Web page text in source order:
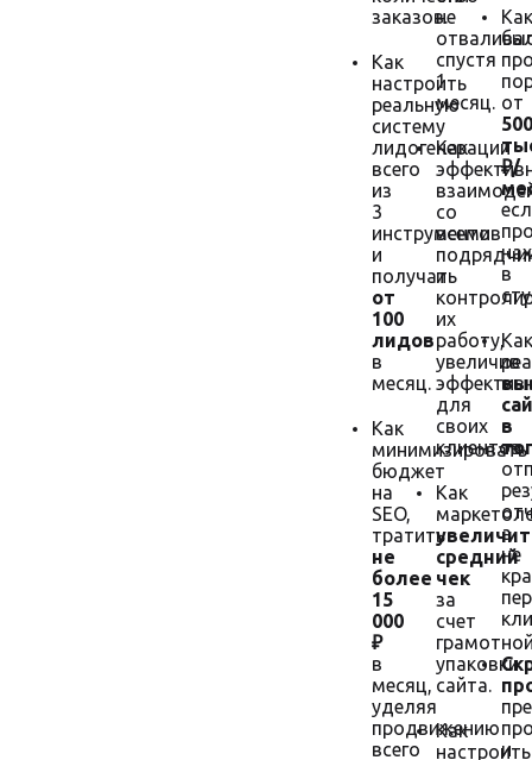
заказов.
Как
настроить
реальную
систему
лидогенерации
всего
из
3
инструментов
и
получать
от
100
лидов
в
месяц.
Как
минимизировать
бюджет
на
SEO,
тратить
не
более
15
000
₽
в
месяц,
уделяя
продвижению
всего
не
спустя
1
месяц.
Как
со
всеми
и
их
работу,
увеличив
для
своих
клиентов.
Как
средний
чек
за
счет
упаковки
сайта.
Как
настроить
Как
от
500
₽/
в
Как
в
а
не
и